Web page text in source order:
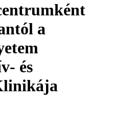
a
és